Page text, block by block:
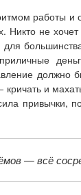
работы
не
должно
и
привычки,
— всё